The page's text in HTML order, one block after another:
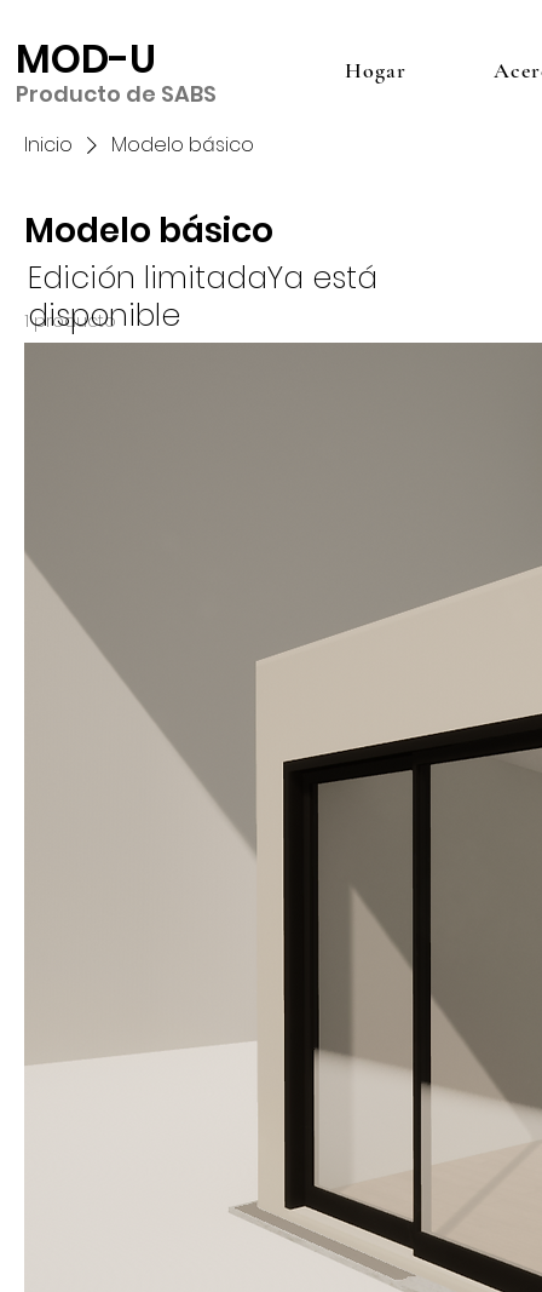
MOD-U
Producto de SABS
Hogar
Inicio Modelo básico
Modelo básico
1 producto
Edición limitadaYa está
disponible